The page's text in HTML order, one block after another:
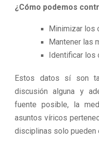
¿Cómo podemos
Minimizar los
Mantener las
Identificar los
Estos datos sí son
discusión alguna y
fuente posible, la
asuntos víricos
disciplinas solo pueden